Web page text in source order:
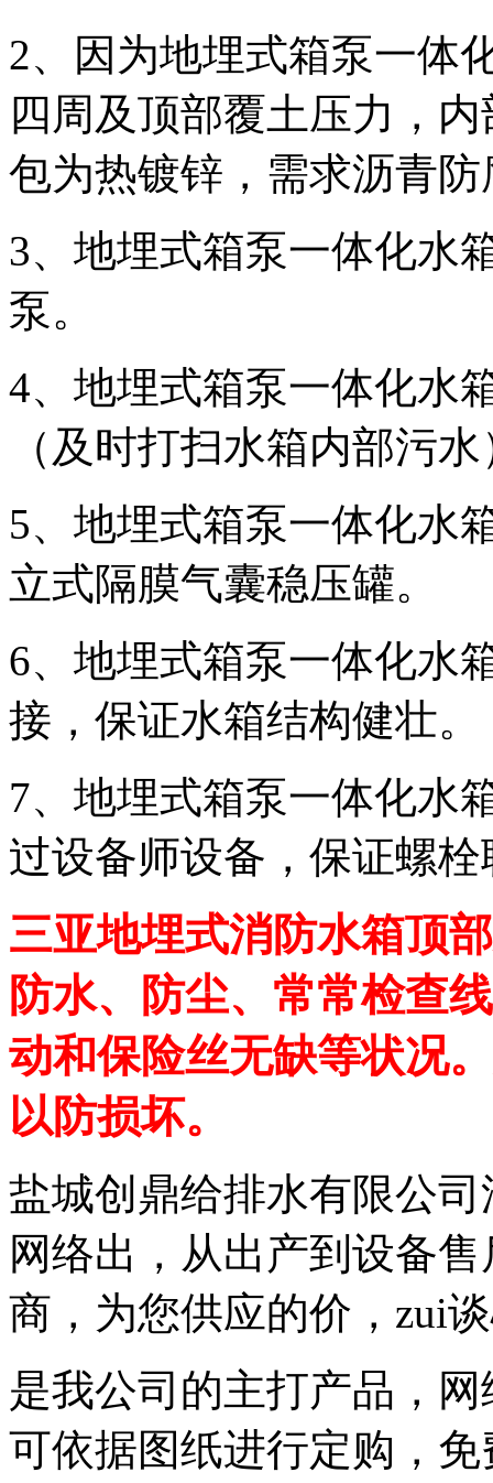
2、因为地埋式箱泵一体
四周及顶部覆土压力，
包为热镀锌，需求沥青
3、地埋式箱泵一体化水
泵。
4、地埋式箱泵一体化水
（及时打扫水箱内部污
5、地埋式箱泵一体化水
立式隔膜气囊稳压罐。
6、地埋式箱泵一体化水
接，保证水箱结构健壮。
7、地埋式箱泵一体化水
过设备师设备，保证螺
三亚地埋式消防水箱顶
防水、防尘、常常检查
动和保险丝无缺等状况
以防损坏。
盐城创鼎给排水有限公
网络出，从出产到设备
商，为您供应的价，zui
是我公司的主打产品，
可依据图纸进行定购，